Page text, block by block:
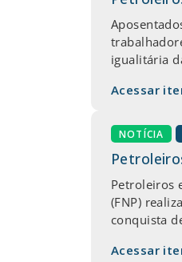
igualitária
Acessar
NOTÍCIA
Petroleiros
(FNP)
conquista
Acessar